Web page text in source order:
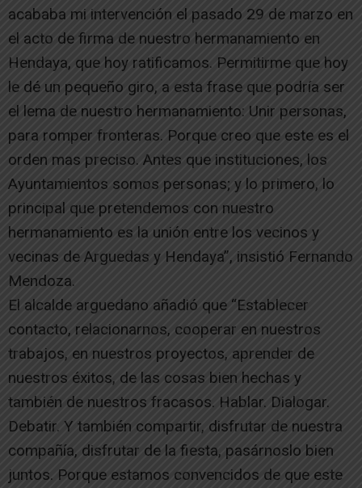
acababa mi intervención el pasado 29 de marzo en
el acto de firma de nuestro hermanamiento en
Hendaya, que hoy ratificamos. Permitirme que hoy
le dé un pequeño giro, a esta frase que podría ser
el lema de nuestro hermanamiento: Unir personas,
para romper fronteras. Porque creo que este es el
orden mas preciso. Antes que instituciones, los
Ayuntamientos somos personas; y lo primero, lo
principal que pretendemos con nuestro
hermanamiento es la unión entre los vecinos y
vecinas de Arguedas y Hendaya”, insistió Fernando
Mendoza.
El alcalde arguedano añadió que “Establecer
contacto, relacionarnos, cooperar en nuestros
trabajos, en nuestros proyectos, aprender de
nuestros éxitos, de las cosas bien hechas y
también de nuestros fracasos. Hablar. Dialogar.
Debatir. Y también compartir, disfrutar de nuestra
compañía, disfrutar de la fiesta, pasárnoslo bien
juntos. Porque estamos convencidos de que este